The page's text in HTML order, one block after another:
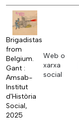
Brigadistas
from
Belgium.
Gant :
Amsab-
Institut
d'Història
Social,
2025
Web o
xarxa
social